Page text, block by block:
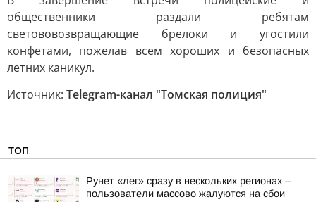
общественники раздали ребятам
светововозвращающие брелоки и угостили
конфетами, пожелав всем хороших и безопасных
летних каникул.
Источник: Telegram-канал "Томская полиция"
ТОП
Рунет «лег» сразу в нескольких регионах –
пользователи массово жалуются на сбои